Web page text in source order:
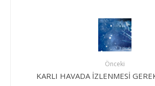
Önceki
KARLI HAVADA İZLENMESİ